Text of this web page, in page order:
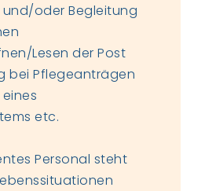
oder Begleitung
Lesen der Post
bei Pflegeanträgen
etc.
Personal steht